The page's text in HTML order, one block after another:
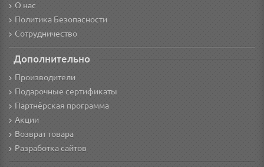
О нас
Политика Безопасности
Сотрудничество
Дополнительно
Производители
Подарочные сертификаты
Партнёрская программа
Акции
Возврат товара
Разработка сайтов